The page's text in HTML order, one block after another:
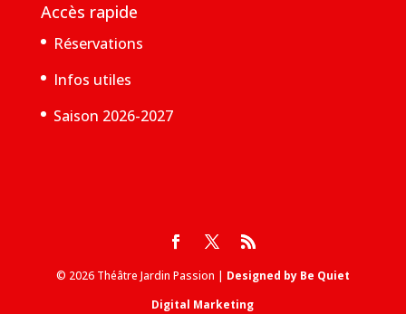
Accès rapide
Réservations
Infos utiles
Saison 2026-2027
© 2026 Théâtre Jardin Passion | Designed by Be Quiet
Digital Marketing